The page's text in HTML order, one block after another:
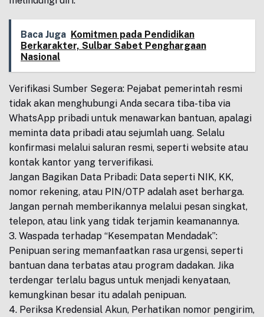
Baca Juga Komitmen pada Pendidikan
Berkarakter, Sulbar Sabet Penghargaan
Nasional
Verifikasi Sumber Segera: Pejabat pemerintah resmi
tidak akan menghubungi Anda secara tiba-tiba via
WhatsApp pribadi untuk menawarkan bantuan, apalagi
meminta data pribadi atau sejumlah uang. Selalu
konfirmasi melalui saluran resmi, seperti website atau
kontak kantor yang terverifikasi.
Jangan Bagikan Data Pribadi: Data seperti NIK, KK,
nomor rekening, atau PIN/OTP adalah aset berharga.
Jangan pernah memberikannya melalui pesan singkat,
telepon, atau link yang tidak terjamin keamanannya.
3. Waspada terhadap “Kesempatan Mendadak”:
Penipuan sering memanfaatkan rasa urgensi, seperti
bantuan dana terbatas atau program dadakan. Jika
terdengar terlalu bagus untuk menjadi kenyataan,
kemungkinan besar itu adalah penipuan.
4. Periksa Kredensial Akun, Perhatikan nomor pengirim,